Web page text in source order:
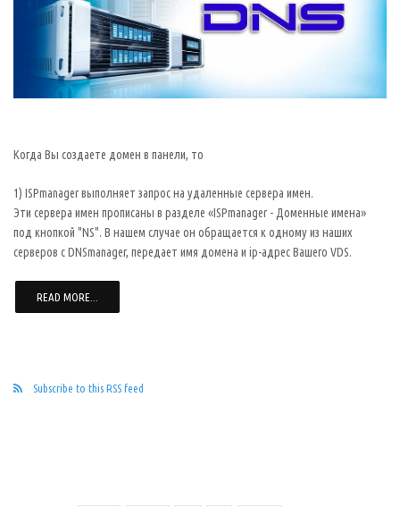
Когда Вы создаете домен в панели, то
1) ISPmanager выполняет запрос на удаленные сервера имен.
Эти сервера имен прописаны в разделе «ISPmanager - Доменные имена»
под кнопкой "NS". В нашем случае он обращается к одному из наших
серверов с DNSmanager, передает имя домена и ip-адрес Вашего VDS.
READ MORE...
Subscribe to this RSS feed